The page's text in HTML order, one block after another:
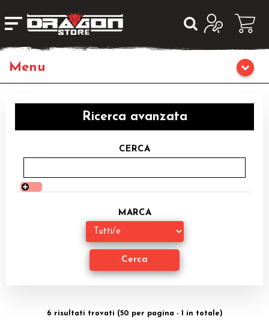
Giochi di Ruolo
Librigame
Fumetti & Romanzi
Giochi di Carte Collezionabili
Accessori
Ricerca avanzata
CERCA
MARCA
6 risultati trovati (50 per pagina - 1 in totale)